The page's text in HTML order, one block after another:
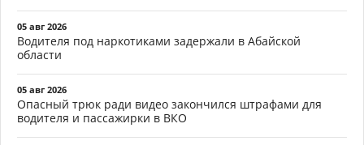
05 авг 2026
Водителя под наркотиками задержали в Абайской
области
05 авг 2026
Опасный трюк ради видео закончился штрафами для
водителя и пассажирки в ВКО